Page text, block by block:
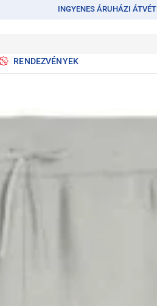
INGYENES ÁRUHÁZI
RENDEZVÉNYEK